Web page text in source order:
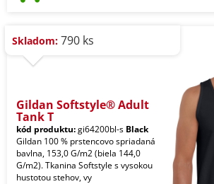
Skladom: 790 ks
Gildan Softstyle® Adult
Tank T
kód produktu:gi64200bl-s Black
Gildan 100 % prstencovo spriadaná
bavlna, 153,0 G/m2 (biela 144,0
G/m2). Tkanina Softstyle s vysokou
hustotou stehov, vy